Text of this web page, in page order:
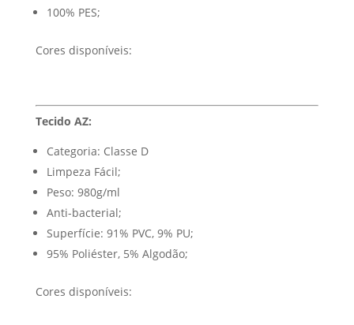
100% PES;
Cores disponíveis:
Tecido AZ:
Categoria: Classe D
Limpeza Fácil;
Peso: 980g/ml
Anti-bacterial;
Superfície: 91% PVC, 9% PU;
95% Poliéster, 5% Algodão;
Cores disponíveis: